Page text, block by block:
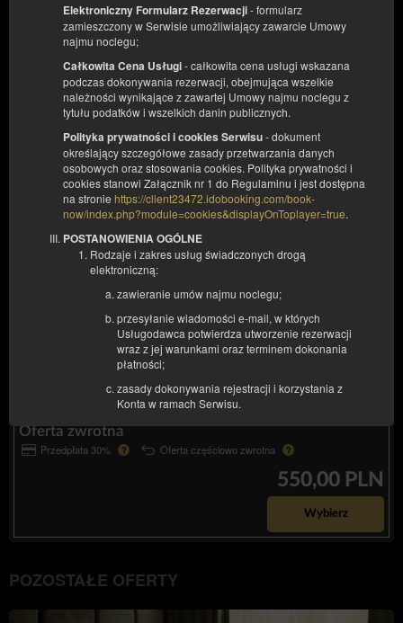
Elektroniczny Formularz Rezerwacji- formularz
zamieszczony w Serwisie umożliwiający zawarcie Umowy
najmu noclegu;
Całkowita Cena Usługi- całkowita cena usługi wskazana
podczas dokonywania rezerwacji, obejmująca wszelkie
należności wynikające z zawartej Umowy najmu noclegu z
tytułu podatków i wszelkich danin publicznych.
Polityka prywatności i cookies Serwisu- dokument
określający szczegółowe zasady przetwarzania danych
osobowych oraz stosowania cookies. Polityka prywatności i
cookies stanowi Załącznik nr 1 do Regulaminu i jest dostępna
na stronie https://client23472.idobooking.com/book-
now/index.php?module=cookies&displayOnToplayer=true.
POSTANOWIENIA OGÓLNE
Rodzaje i zakres usług świadczonych drogą
elektroniczną:
zawieranie umów najmu noclegu;
przesyłanie wiadomości e-mail, w których
Usługodawca potwierdza utworzenie rezerwacji
wraz z jej warunkami oraz terminem dokonania
płatności;
zasady dokonywania rejestracji i korzystania z
Konta w ramach Serwisu.
Korzystanie ze Serwisu możliwe jest pod warunkiem
spełniania przez system informatyczny, z którego
przeglądarki internetowe tj. Firefox, Chrome,
dowolny program od przeglądania plików w
posiadanie czynnego i prawidłowo
Oliwkowy - kameralne studio z
wanną w sypialni dla dwóch osób
Dostępna liczba: 1
Śniadanie
495,00 zł
Przedpłata 100% ? Oferta bezzwrotna ?
495,00 PLN
Wybierz
Oferta zwrotna
Przedpłata 30% ? Oferta częściowo zwrotna ?
550,00 PLN
Wybierz
POZOSTAŁE OFERTY